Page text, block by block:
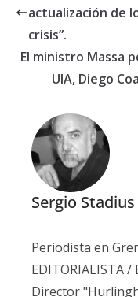
actualización de
crisis”.
El ministro Massa
UIA, Diego
Sergio Stadius
Periodista en
EDITORIALISTA /
Director